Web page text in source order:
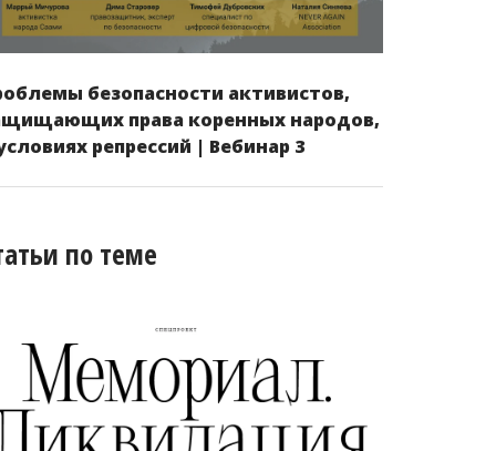
безопасности активистов,
права коренных народов,
репрессий | Вебинар 3
по теме